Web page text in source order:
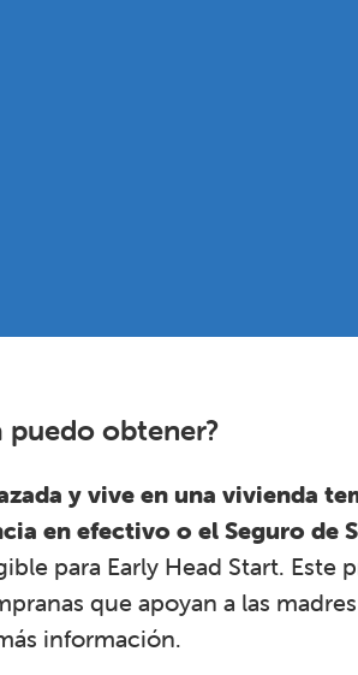
puedo obtener?
y vive en una vivienda
en efectivo o el Seguro de
para Early Head Start. Este
que apoyan a las
información.